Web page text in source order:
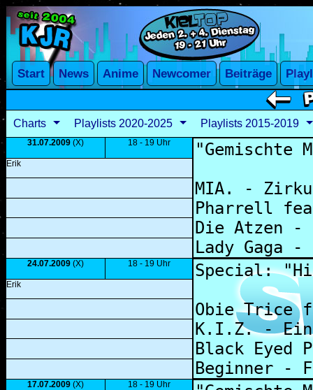
Charts Playlists 2020-2025 Playlists 2015-2019
31.07.2009 (X) 18 - 19 Uhr
Erik
24.07.2009 (X) 18 - 19 Uhr
Erik
17.07.2009 (X) 18 - 19 Uhr